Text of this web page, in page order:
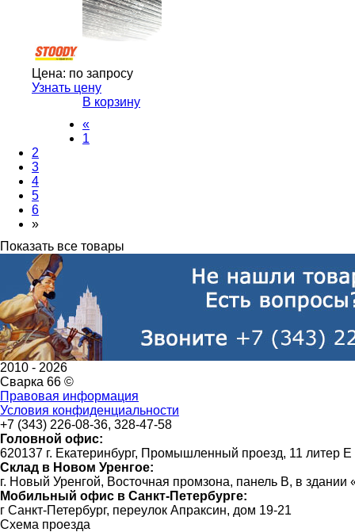
Цена: по запросу
Узнать цену
В корзину
«
1
2
3
4
5
6
»
Показать все товары
2010 - 2026
Сварка 66 ©
Правовая информация
Условия конфиденциальности
+7 (343) 226-08-36, 328-47-58
Головной офис:
620137 г. Екатеринбург, Промышленный проезд, 11 литер Е
Склад в Новом Уренгое:
г. Новый Уренгой, Восточная промзона, панель В, в
Мобильный офис в Санкт-Петербурге:
г Санкт-Петербург, переулок Апраксин, дом 19-21
Схема проезда